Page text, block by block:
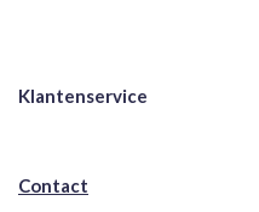
Klantenservice
Contact